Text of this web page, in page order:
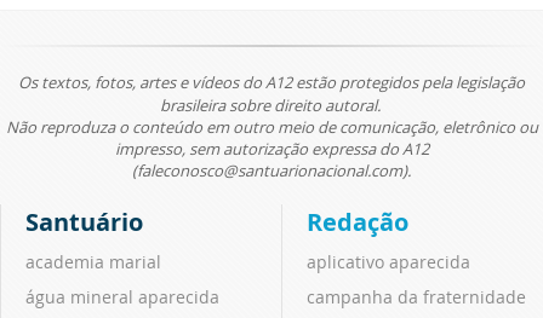
Os textos, fotos, artes e vídeos do A12 estão protegidos pela legislação
brasileira sobre direito autoral.
Não reproduza o conteúdo em outro meio de comunicação, eletrônico ou
impresso, sem autorização expressa do A12
(faleconosco@santuarionacional.com).
Santuário
academia marial
água mineral aparecida
Redação
aplicativo aparecida
campanha da fraternidade